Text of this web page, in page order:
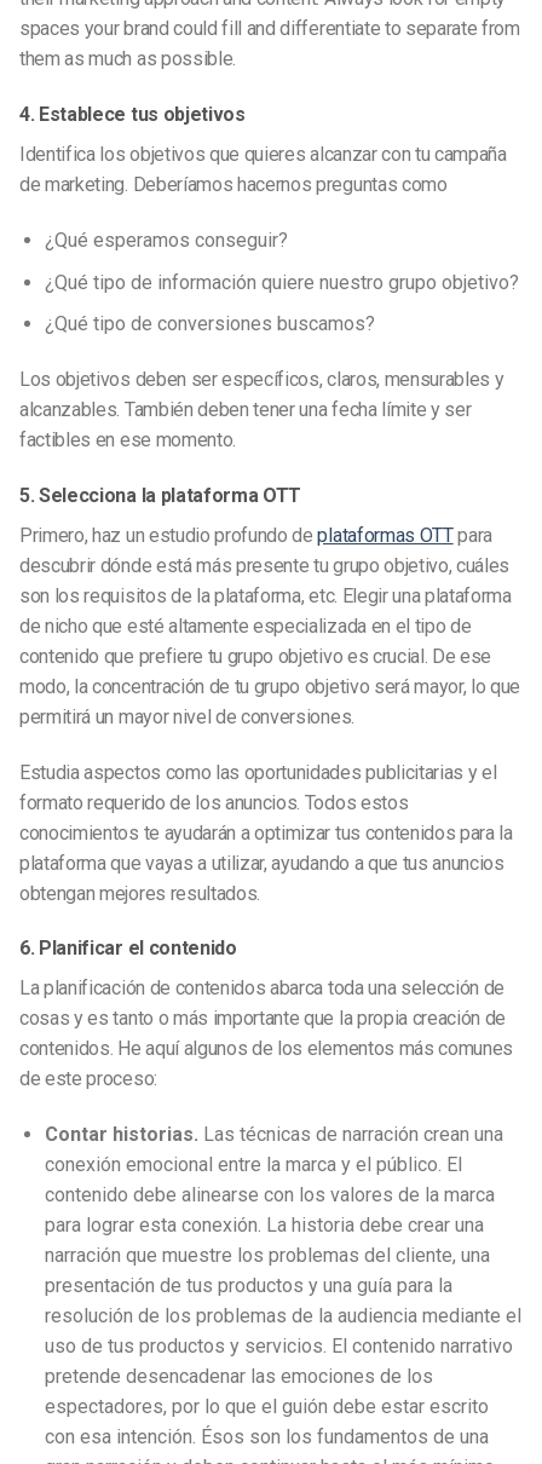
spaces your brand could fill and differentiate to separate from
them as much as possible.
4. Establece tus objetivos
Identifica los objetivos que quieres alcanzar con tu campaña
de marketing. Deberíamos hacernos preguntas como
¿Qué esperamos conseguir?
¿Qué tipo de información quiere nuestro grupo objetivo?
¿Qué tipo de conversiones buscamos?
Los objetivos deben ser específicos, claros, mensurables y
alcanzables. También deben tener una fecha límite y ser
factibles en ese momento.
5. Selecciona la plataforma OTT
Primero, haz un estudio profundo deplataformas OTTpara
descubrir dónde está más presente tu grupo objetivo, cuáles
son los requisitos de la plataforma, etc. Elegir una plataforma
de nicho que esté altamente especializada en el tipo de
contenido que prefiere tu grupo objetivo es crucial. De ese
modo, la concentración de tu grupo objetivo será mayor, lo que
permitirá un mayor nivel de conversiones.
Estudia aspectos como las oportunidades publicitarias y el
formato requerido de los anuncios. Todos estos
conocimientos te ayudarán a optimizar tus contenidos para la
plataforma que vayas a utilizar, ayudando a que tus anuncios
obtengan mejores resultados.
6. Planificar el contenido
La planificación de contenidos abarca toda una selección de
cosas y es tanto o más importante que la propia creación de
contenidos. He aquí algunos de los elementos más comunes
de este proceso:
Contar historias. Las técnicas de narración crean una
conexión emocional entre la marca y el público. El
contenido debe alinearse con los valores de la marca
para lograr esta conexión. La historia debe crear una
narración que muestre los problemas del cliente, una
presentación de tus productos y una guía para la
resolución de los problemas de la audiencia mediante el
uso de tus productos y servicios. El contenido narrativo
pretende desencadenar las emociones de los
espectadores, por lo que el guión debe estar escrito
con esa intención. Ésos son los fundamentos de una